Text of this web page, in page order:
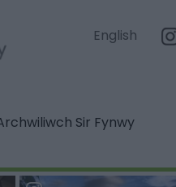
English
Sir Fynwy